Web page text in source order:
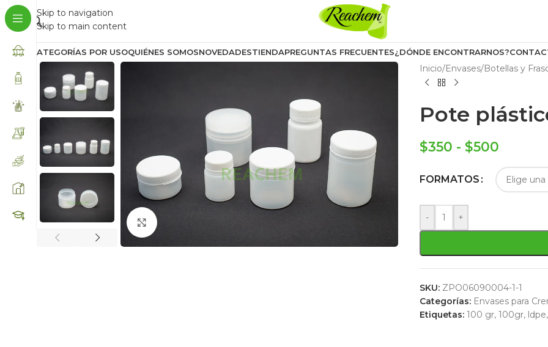
Skip to navigation
Skip to main content
CATEGORÍAS POR USOQUIÉNES SOMOSNOVEDADESTIENDAPREGUNTAS FRECUENTES¿DÓNDE ENCONTRARNOS?
Inicio/Envases/Botellas y
Pote
$350 - $500
FORMATOS
- +
SKU: ZPO06090004-1-1
Categorías: Envases para
Etiquetas: 100 gr, 100gr, ldpe,